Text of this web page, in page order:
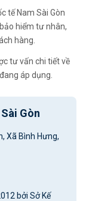
tế Nam Sài Gòn
hiểm tư nhân,
hàng.
tư vấn chi tiết về
áp dụng.
Gòn
Xã Bình Hưng,
bởi Sở Kế